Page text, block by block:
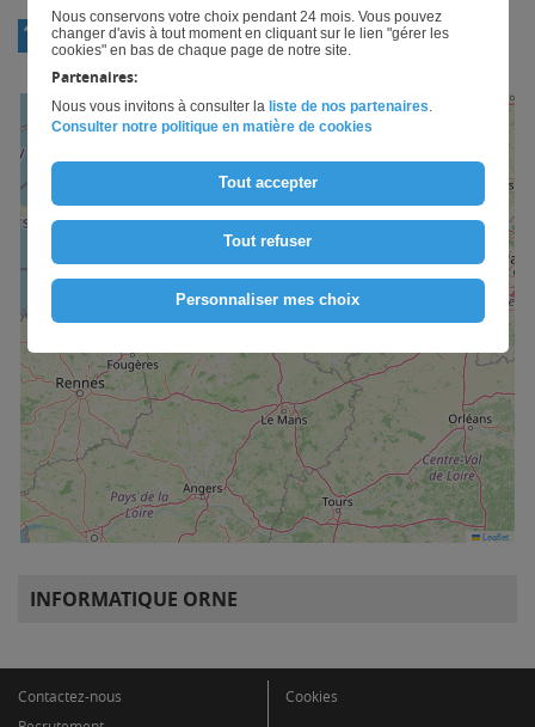
RETOUR
BASSE-NORMANDIE
+
−
Leaflet
INFORMATIQUE ORNE
Contactez-nous
Cookies
Nous conservons votre choix pendant 24 mois. Vous pouvez
changer d'avis à tout moment en cliquant sur le lien "gérer les
cookies" en bas de chaque page de notre site.
Partenaires:
Nous vous invitons à consulter la liste de nos partenaires.
Consulter notre politique en matière de cookies
Tout accepter
Tout refuser
Personnaliser mes choix